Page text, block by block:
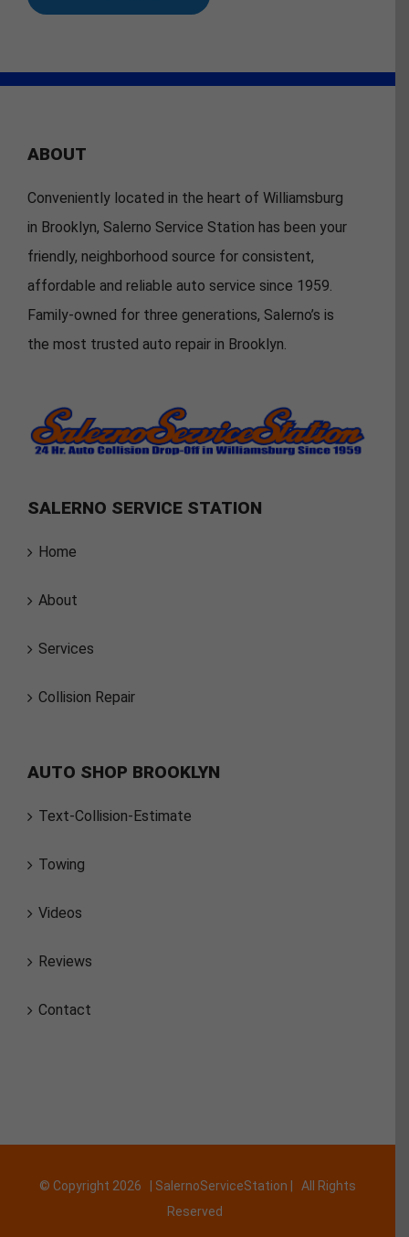
ABOUT
Conveniently located in the heart of Williamsburg
in Brooklyn, Salerno Service Station has been your
friendly, neighborhood source for consistent,
affordable and reliable auto service since 1959.
Family-owned for three generations, Salerno’s is
the most trusted auto repair in Brooklyn.
SALERNO SERVICE STATION
Home
About
Services
Collision Repair
AUTO SHOP BROOKLYN
Text-Collision-Estimate
Towing
Videos
Reviews
Contact
© Copyright 2026 | SalernoServiceStation | All Rights
Reserved